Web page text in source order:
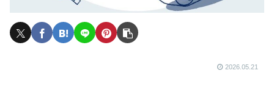
2026.05.21